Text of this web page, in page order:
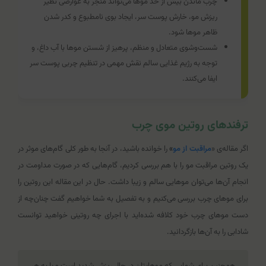
ریزش مو، خارش پوست سر، ایجاد بوی نامطبوع و کدر شدن
ظاهر موها شود.
شست‌وشوی متعادل و منظم، پرهیز از شستن موها با آب داغ، و
توجه به رژیم غذایی سالم نقش مهمی در تنظیم چربی پوست سر
ایفا می‌کنند.
ترفندهای روتین موی چرب
اگر مقاله‌ی «مراقبت از مو»را خوانده باشید، در آنجا به طور کلی گام‌های موثر در
یک روتین مراقبت مو را با هم بررسی کردیم، گام‌هایی که در صورت مداومت در
انجام آن‌ها می‌توان موهایی سالم و زیبا داشت. حال در این مقاله این روتین را
برای موهای چرب بررسی می‌کنیم و به تفصیل به شما خواهیم گفت چنان‌‌چه از
دست موهای چرب خود کلافه شده‌اید با اجرای چه روتینی خواهید توانست
شادابی را به آن‌ها بازگردانید.